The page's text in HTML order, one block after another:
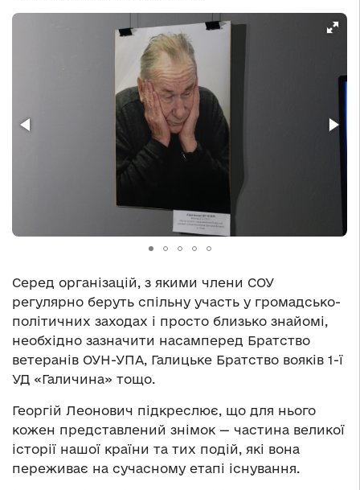
Серед організацій, з якими члени СОУ
регулярно беруть спільну участь у громадсько-
політичних заходах і просто близько знайомі,
необхідно зазначити насамперед Братство
ветеранів ОУН-УПА, Галицьке Братство вояків 1-ї
УД «Галичина» тощо.
Георгій Леонович підкреслює, що для нього
кожен представлений знімок — частина великої
історії нашої країни та тих подій, які вона
переживає на сучасному етапі існування.